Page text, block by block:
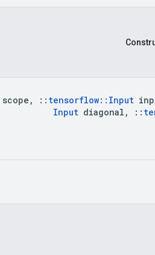
scope , :: tensorflow:: Input
Input diagonal , ::